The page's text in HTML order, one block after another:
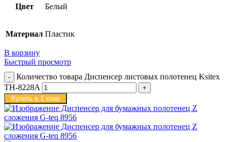
Цвет Белый
Материал Пластик
В корзину
Быстрый просмотр
Количество товара Диспенсер листовых полотенец Ksitex
TH-8228A
Купить в 1 клик